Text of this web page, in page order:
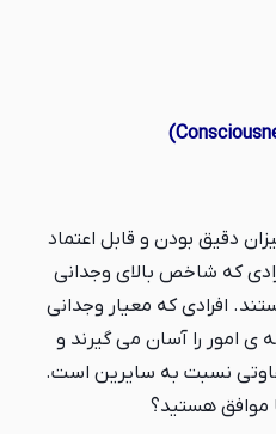
دقیق بودن و قابل اعتماد
که شاخص بالای وجدانی
افرادی که معیار وجدانی
ی امور را آسان می گیرند و
نسبت به سایرین است.
موافق هستید؟